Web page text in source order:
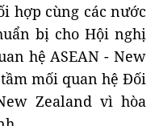
hợp cùng các nước
bị cho Hội nghị
hệ ASEAN - New
mối quan hệ Đối
Zealand vì hòa